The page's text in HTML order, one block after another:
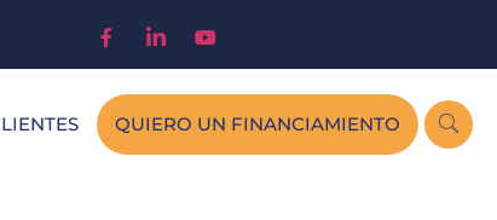
QUIERO UN FINANCIAMIENTO